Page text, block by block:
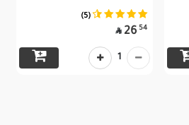
(5)
54
26

1